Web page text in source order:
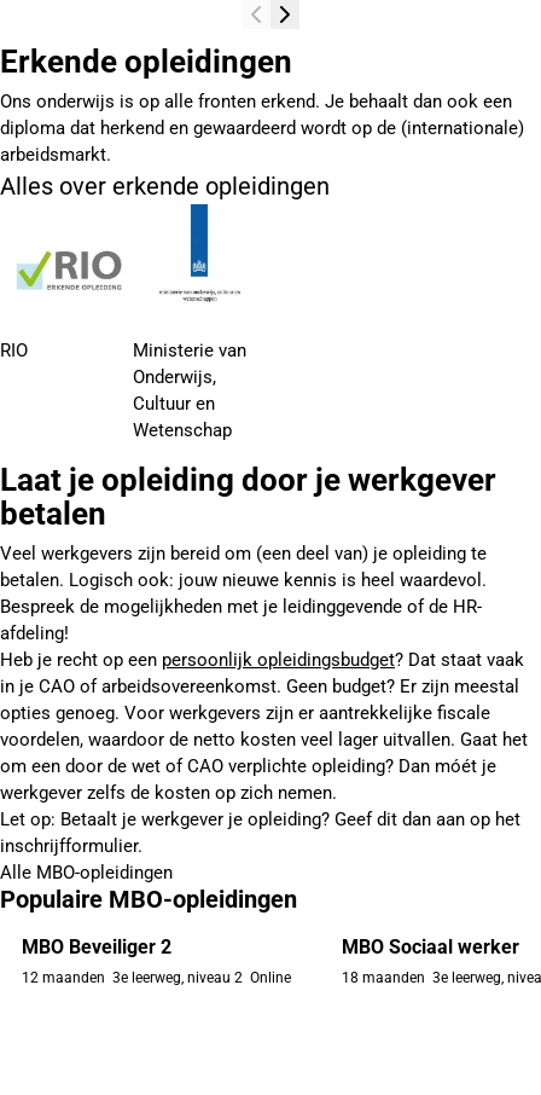
Erkende opleidingen
Ons onderwijs is op alle fronten erkend. Je behaalt dan ook een
diploma dat herkend en gewaardeerd wordt op de (internationale)
arbeidsmarkt.
Alles over erkende opleidingen
RIO
Ministerie van
Onderwijs,
Cultuur en
Wetenschap
Laat je opleiding door je werkgever
betalen
Veel werkgevers zijn bereid om (een deel van) je opleiding te
betalen. Logisch ook: jouw nieuwe kennis is heel waardevol.
Bespreek de mogelijkheden met je leidinggevende of de HR-
afdeling!
Heb je recht op een persoonlijk opleidingsbudget? Dat staat vaak
in je CAO of arbeidsovereenkomst. Geen budget? Er zijn meestal
opties genoeg. Voor werkgevers zijn er aantrekkelijke fiscale
voordelen, waardoor de netto kosten veel lager uitvallen. Gaat het
om een door de wet of CAO verplichte opleiding? Dan móét je
werkgever zelfs de kosten op zich nemen.
Let op: Betaalt je werkgever je opleiding? Geef dit dan aan op het
inschrijfformulier.
Alle MBO-opleidingen
Populaire MBO-opleidingen
MBO Beveiliger 2
12 maanden 3e leerweg, niveau 2 Online
MBO Sociaal werker
18 maanden 3e leerweg,